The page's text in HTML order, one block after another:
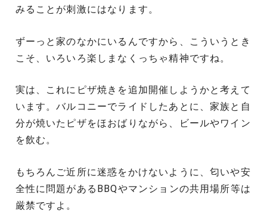
みることが刺激にはなります。
ずーっと家のなかにいるんですから、こういうとき
こそ、いろいろ楽しまなくっちゃ精神ですね。
実は、これにピザ焼きを追加開催しようかと考えて
います。バルコニーでライドしたあとに、家族と自
分が焼いたピザをほおばりながら、ビールやワイン
を飲む。
もちろんご近所に迷惑をかけないように、匂いや安
全性に問題があるBBQやマンションの共用場所等は
厳禁ですよ。